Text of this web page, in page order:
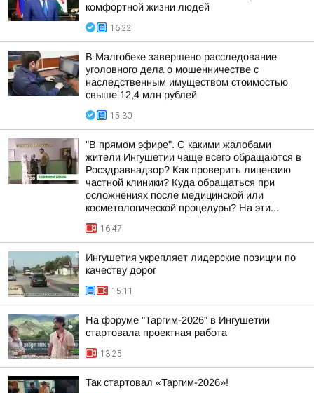
комфортной жизни людей
16:22
В Малгобеке завершено расследование
уголовного дела о мошенничестве с
наследственным имуществом стоимостью
свыше 12,4 млн рублей
15:30
"В прямом эфире". С какими жалобами
жители Ингушетии чаще всего обращаются в
Росздравнадзор? Как проверить лицензию
частной клиники? Куда обращаться при
осложнениях после медицинской или
косметологической процедуры? На эти...
16:47
Ингушетия укрепляет лидерские позиции по
качеству дорог
15:11
На форуме "Таргим-2026" в Ингушетии
стартовала проектная работа
13:25
Так стартовал «Таргим-2026»!